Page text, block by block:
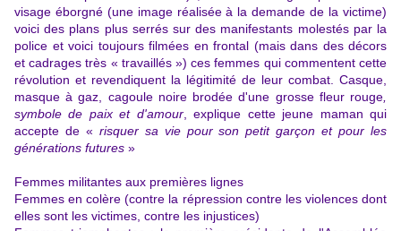
visage éborgné (une image réalisée à la demande de la victime)
voici des plans plus serrés sur des manifestants molestés par la
police et voici toujours filmées en frontal (mais dans des décors
et cadrages très « travaillés ») ces femmes qui commentent cette
révolution et revendiquent la légitimité de leur combat. Casque,
masque à gaz, cagoule noire brodée d'une grosse fleur rouge
symbole de paix et d'amour, explique cette jeune maman qui
accepte de « risquer sa vie pour son petit garçon et pour les
générations futures »
Femmes militantes aux premières lignes
Femmes en colère (contre la répression contre les violences dont
elles sont les victimes, contre les injustices)